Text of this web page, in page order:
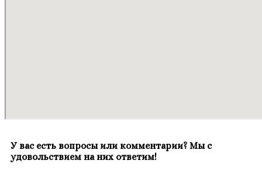
У вас есть вопросы или комментарии? Мы с
удовольствием на них ответим!